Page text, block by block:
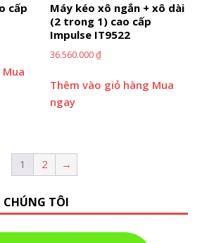
cấp
Mua
Máy kéo xô ngắn + xô dài
(2 trong 1) cao cấp
Impulse IT9522
36.560.000₫
Thêm vào giỏ hàng Mua
ngay
1 2 →
CHÚNG TÔI